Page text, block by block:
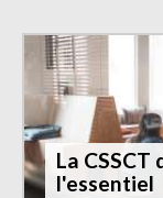
La
l'essentiel